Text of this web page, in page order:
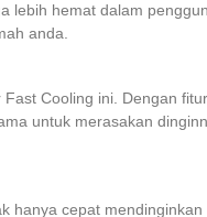
lebih hemat dalam
anda.
Cooling ini. Dengan
untuk merasakan
hanya cepat